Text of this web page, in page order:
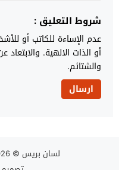
شروط التعليق :
عدم الإساءة للكاتب أو
أو الذات الالهية.
والشتائم.
لسان بريس © 2026 جميع الحقوق محفوظة.